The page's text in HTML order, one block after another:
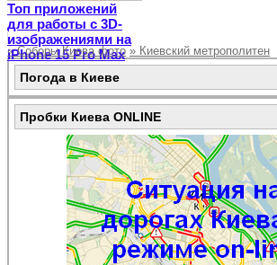
Топ приложений
для работы с 3D-
изображениями на
iPhone 15 Pro Max
«Соборы Киева фото » Киевский метрополитен
Погода в Киеве
Пробки Киева ONLINE